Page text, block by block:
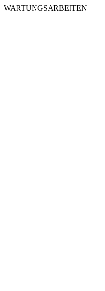
WARTUNGSARBEITEN